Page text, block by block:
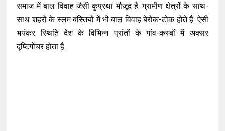
समाज में बाल विवाह जैसी कुप्रथा मौजूद है. ग्रामीण क्षेत्रों के साथ-
साथ शहरों के स्लम बस्तियों में भी बाल विवाह बेरोक-टोक होते हैं. ऐसी
भयंकर स्थिति देश के विभिन्न प्रांतों के गांव-कस्बों में अक्सर
दृष्टिगोचर होता है.